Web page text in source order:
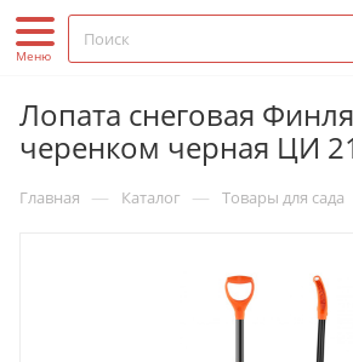
Лопата снеговая
черенком черная ЦИ
Главная — Каталог — Товары для сада